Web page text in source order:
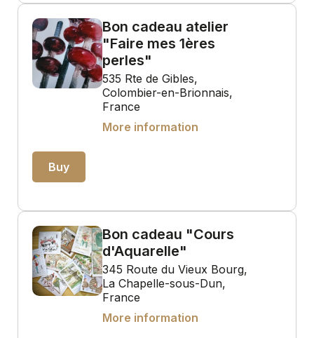
Bon cadeau atelier
"Faire mes 1ères
perles"
535 Rte de Gibles,
Colombier-en-Brionnais,
France
More information
Buy
Bon cadeau "Cours
d'Aquarelle"
345 Route du Vieux Bourg,
La Chapelle-sous-Dun,
France
More information